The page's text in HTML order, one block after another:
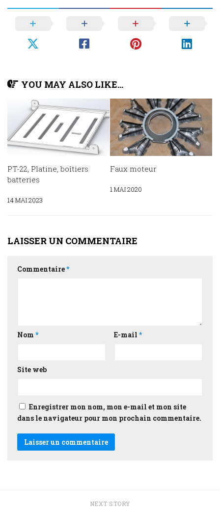
YOU MAY ALSO LIKE...
PT-22, Platine, boîtiers
batteries
14 MAI 2023
Faux moteur
1 MAI 2020
LAISSER UN COMMENTAIRE
Commentaire*
Nom * E-mail *
Site web
Enregistrer mon nom, mon e-mail et mon site
dans le navigateur pour mon prochain commentaire.
NEXT STORY